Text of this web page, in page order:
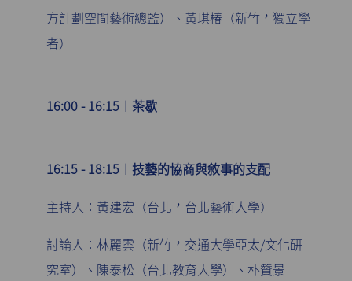
方計劃空間藝術總監）、黃琪椿（新竹，獨立學
者）
16:00 - 16:15︱茶歇
16:15 - 18:15︱技藝的協商與敘事的支配
主持人：黃建宏（台北，台北藝術大學）
討論人：林麗雲（新竹，交通大學亞太/文化研
究室）、陳泰松（台北教育大學）、朴贊景